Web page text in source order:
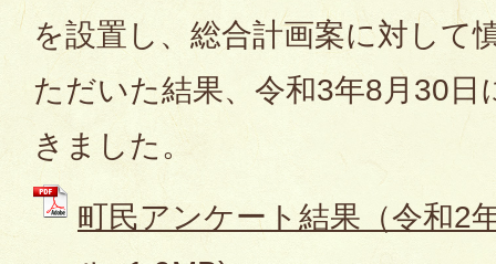
を設置し、総合計画案に対して
ただいた結果、令和3年8月30
きました。
町民アンケート結果（令和2